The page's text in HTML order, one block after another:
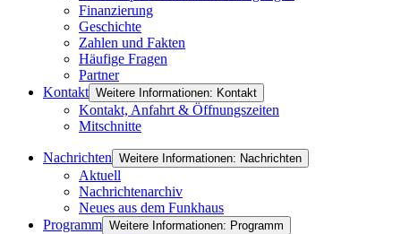
Finanzierung
Geschichte
Zahlen und Fakten
Häufige Fragen
Partner
Kontakt Weitere Informationen: Kontakt
Kontakt, Anfahrt & Öffnungszeiten
Mitschnitte
Nachrichten Weitere Informationen: Nachrichten
Aktuell
Nachrichtenarchiv
Neues aus dem Funkhaus
Programm Weitere Informationen: Programm